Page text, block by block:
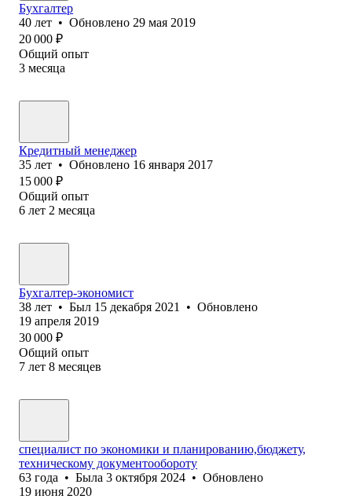
Бухгалтер
40 лет • Обновлено 29 мая 2019
20 000 ₽
Общий опыт
3 месяца
Кредитный менеджер
35 лет • Обновлено 16 января 2017
15 000 ₽
Общий опыт
6 лет 2 месяца
Бухгалтер-экономист
38 лет • Был 15 декабря 2021 • Обновлено
19 апреля 2019
30 000 ₽
Общий опыт
7 лет 8 месяцев
специалист по экономики и планированию,бюджету,
техническому документообороту
63 года • Была 3 октября 2024 • Обновлено
19 июня 2020